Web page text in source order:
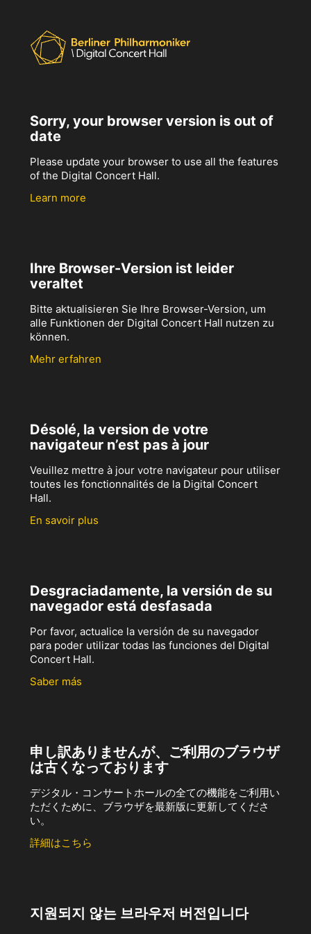
Sorry, your browser version is out of
date
Please update your browser to use all the features
of the Digital Concert Hall.
Learn more
Ihre Browser-Version ist leider
veraltet
Bitte aktualisieren Sie Ihre Browser-Version, um
alle Funktionen der Digital Concert Hall nutzen zu
können.
Mehr erfahren
Désolé, la version de votre
navigateur n’est pas à jour
Veuillez mettre à jour votre navigateur pour utiliser
toutes les fonctionnalités de la Digital Concert
Hall.
En savoir plus
Desgraciadamente, la versión de su
navegador está desfasada
Por favor, actualice la versión de su navegador
para poder utilizar todas las funciones del Digital
Concert Hall.
Saber más
申し訳ありませんが、ご利用のブラウザ
は古くなっております
デジタル・コンサートホールの全ての機能をご利用い
ただくために、ブラウザを最新版に更新してくださ
い。
詳細はこちら
지원되지 않는 브라우저 버전입니다